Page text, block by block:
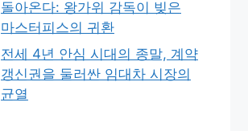
돌아온다: 왕가위 감독이 빚은
마스터피스의 귀환
전세 4년 안심 시대의 종말, 계약
갱신권을 둘러싼 임대차 시장의
균열